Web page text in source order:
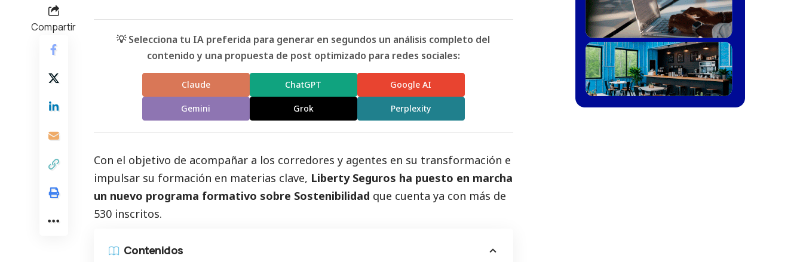
Compartir
💡 Selecciona tu IA preferida para generar en segundos un análisis completo del
contenido y una propuesta de post optimizado para redes sociales:
Claude ChatGPT Google AI
Gemini Grok Perplexity
Con el objetivo de acompañar a los corredores y agentes en su transformación e
impulsar su formación en materias clave, Liberty Seguros ha puesto en marcha
un nuevo programa formativo sobre Sostenibilidad que cuenta ya con más de
530 inscritos.
Contenidos